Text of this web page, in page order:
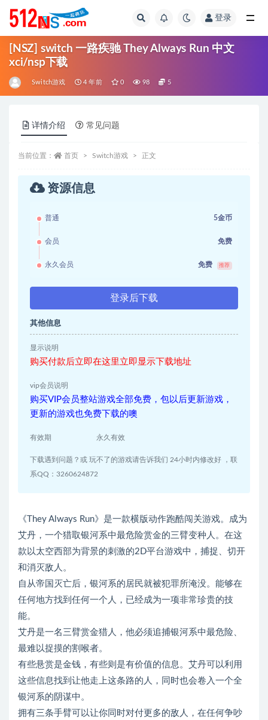
登录
[NSZ] switch 一路疾驰 They Always Run 中文
xci/nsp下载
Switch游戏 4 年前 0 98 5
详情介绍 常见问题
当前位置： 首页 Switch游戏 正文
资源信息
普通 5金币
会员 免费
永久会员 免费 推荐
登录后下载
其他信息
显示说明
购买付款后立即在这里立即显示下载地址
vip会员说明
购买VIP会员整站游戏全部免费，包以后更新游戏，
更新的游戏也免费下载的噢
有效期 永久有效
下载遇到问题？或 玩不了的游戏请告诉我们 24小时内修改好 ，联
系QQ：3260624872
《They Always Run》是一款横版动作跑酷闯关游戏。成为
艾丹，一个猎取银河系中最危险赏金的三臂变种人。在这
款以太空西部为背景的刺激的2D平台游戏中，捕捉、切开
和消灭敌人。
自从帝国灭亡后，银河系的居民就被犯罪所淹没。能够在
任何地方找到任何一个人，已经成为一项非常珍贵的技
能。
艾丹是一名三臂赏金猎人，他必须追捕银河系中最危险、
最难以捉摸的割喉者。
有些悬赏是金钱，有些则是有价值的信息。艾丹可以利用
这些信息找到让他走上这条路的人，同时也会卷入一个全
银河系的阴谋中。
拥有三条手臂可以让你同时对付更多的敌人，在任何争吵